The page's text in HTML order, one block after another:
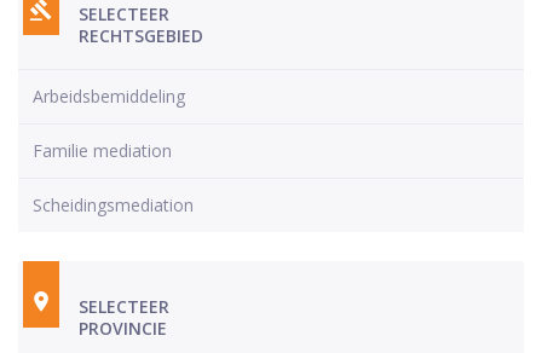
SELECTEER
RECHTSGEBIED
Arbeidsbemiddeling
Familie mediation
Scheidingsmediation
SELECTEER
PROVINCIE